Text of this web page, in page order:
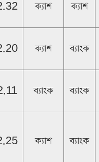
ক্যাশ ক্যাশ
ক্যাশ ব্যাংক
ব্যাংক ব্যাংক
ক্যাশ ব্যাংক